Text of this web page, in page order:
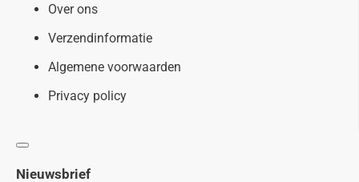
Over ons
Verzendinformatie
Algemene voorwaarden
Privacy policy
Nieuwsbrief